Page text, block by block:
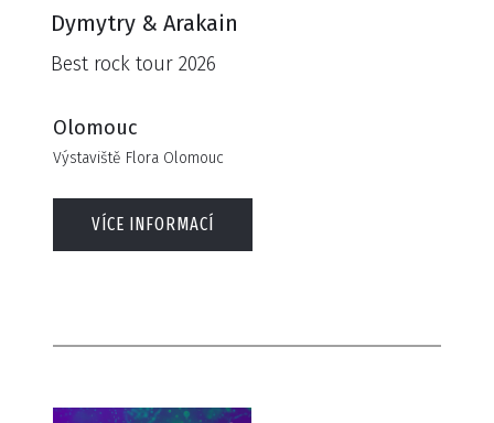
Dymytry & Arakain
Best rock tour 2026
Olomouc
Výstaviště Flora Olomouc
VÍCE INFORMACÍ